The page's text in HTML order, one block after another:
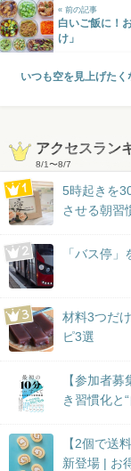
« 前の記事
白いご飯に！
け」
いつも空を見上げた
アクセスラン
8/1〜8/7
5時起きを
させる朝習
「バス停
材料3つだ
ピ3選
【参加者
き習慣化と
【2個で送
新登場 | お